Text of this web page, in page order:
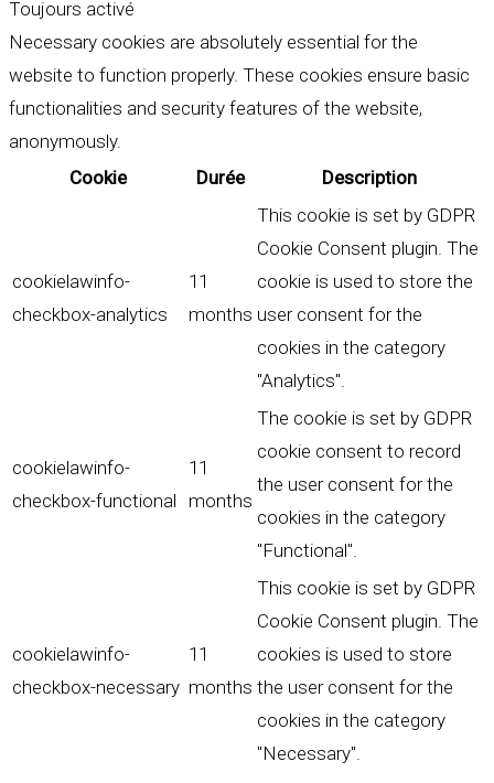
Toujours activé
Necessary cookies are absolutely essential for the
website to function properly. These cookies ensure basic
functionalities and security features of the website,
anonymously.
Cookie
Durée Description
cookielawinfo-
checkbox-analytics
11
months
This cookie is set by GDPR
Cookie Consent plugin. The
cookie is used to store the
user consent for the
cookies in the category
"Analytics".
cookielawinfo-
checkbox-functional
11
months
The cookie is set by GDPR
cookie consent to record
the user consent for the
cookies in the category
"Functional".
cookielawinfo-
checkbox-necessary
11
months
This cookie is set by GDPR
Cookie Consent plugin. The
cookies is used to store
the user consent for the
cookies in the category
"Necessary".